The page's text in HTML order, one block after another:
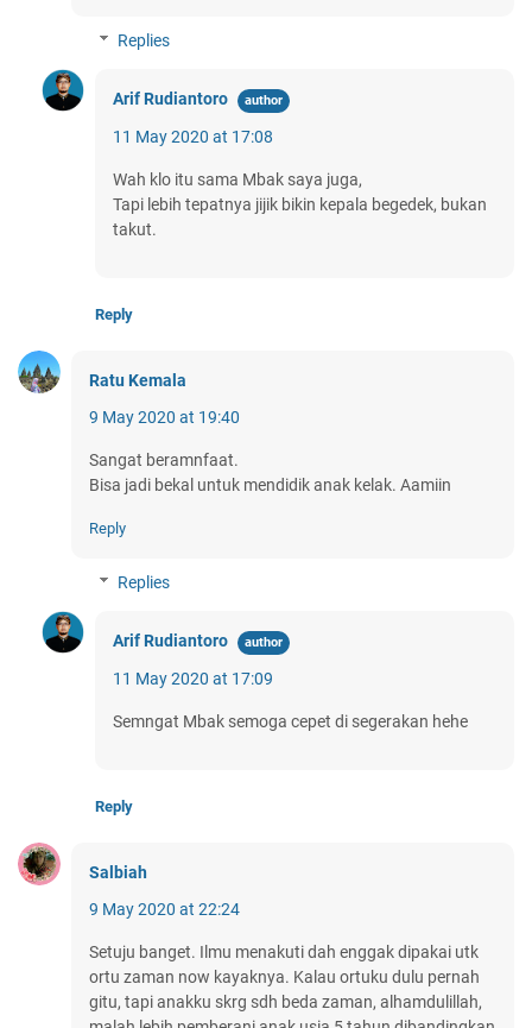
Replies
Arif Rudiantoro
11 May 2020 at 17:08
Wah klo itu sama Mbak saya juga,
Tapi lebih tepatnya jijik bikin kepala begedek, bukan
takut.
Reply
Ratu Kemala
9 May 2020 at 19:40
Sangat beramnfaat.
Bisa jadi bekal untuk mendidik anak kelak. Aamiin
Reply
Replies
Arif Rudiantoro
11 May 2020 at 17:09
Semngat Mbak semoga cepet di segerakan hehe
Reply
Salbiah
9 May 2020 at 22:24
Setuju banget. Ilmu menakuti dah enggak dipakai utk
ortu zaman now kayaknya. Kalau ortuku dulu pernah
gitu, tapi anakku skrg sdh beda zaman, alhamdulillah,